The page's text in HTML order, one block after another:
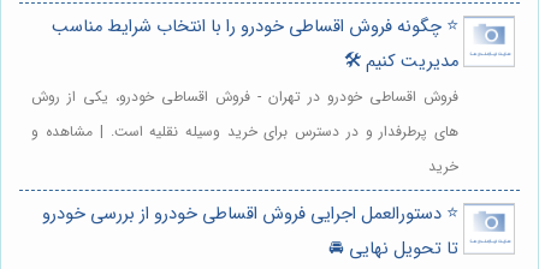
⭐️ چگونه فروش اقساطی خودرو را با انتخاب شرایط مناسب
مدیریت کنیم 🛠️
فروش اقساطی خودرو در تهران - فروش اقساطی خودرو، یکی از روش
های پرطرفدار و در دسترس برای خرید وسیله نقلیه است. | مشاهده و
خرید
⭐️ دستورالعمل اجرایی فروش اقساطی خودرو از بررسی خودرو
تا تحویل نهایی 🚘